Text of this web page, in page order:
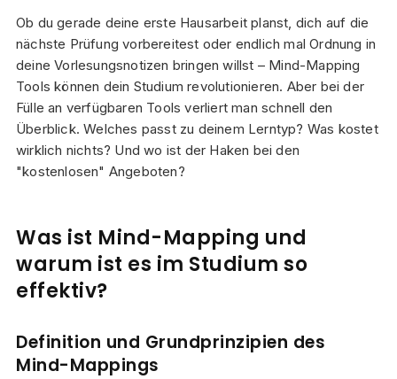
Ob du gerade deine erste Hausarbeit planst, dich auf die
nächste Prüfung vorbereitest oder endlich mal Ordnung in
deine Vorlesungsnotizen bringen willst – Mind-Mapping
Tools können dein Studium revolutionieren. Aber bei der
Fülle an verfügbaren Tools verliert man schnell den
Überblick. Welches passt zu deinem Lerntyp? Was kostet
wirklich nichts? Und wo ist der Haken bei den
"kostenlosen" Angeboten?
Was ist Mind-Mapping und
warum ist es im Studium so
effektiv?
Definition und Grundprinzipien des
Mind-Mappings